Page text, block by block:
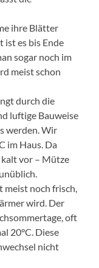
ihre Blätter
ist es bis Ende
sogar noch im
meist schon
durch die
luftige Bauweise
werden. Wir
im Haus. Da
kalt vor – Mütze
meist noch frisch,
wird. Der
oft
20°C. Diese
nicht